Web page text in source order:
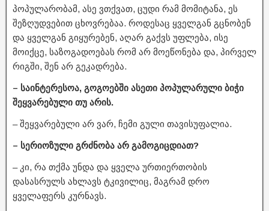
პოპულარობამ, ასე ვთქვათ, ცუდი რამ მომიტანა, ეს
შეზღუდვებით ცხოვრებაა. როდესაც ყველგან გცნობენ
და ყველგან გიყურებენ, აღარ გაქვს უფლება, ისე
მოიქცე, საზოგადოებას რომ არ მოეწონება და, პირველ
რიგში, შენ არ გეკადრება.
– საინტერესოა, გოგოებში ასეთი პოპულარული ბიჭი
შეყვარებული თუ არის.
– შეყვარებული არ ვარ, ჩემი გული თავისუფალია.
– სერიოზული გრძნობა არ გამოგიცდიათ?
– კი, რა თქმა უნდა და ყველა ურთიერთობის
დასასრულს ახლავს ტკივილიც, მაგრამ დრო
ყველაფერს კურნავს.